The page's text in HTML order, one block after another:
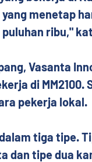
menetap
ribu,"
Vasanta
di
pekerja lokal.
tiga tipe.
dan tipe dua